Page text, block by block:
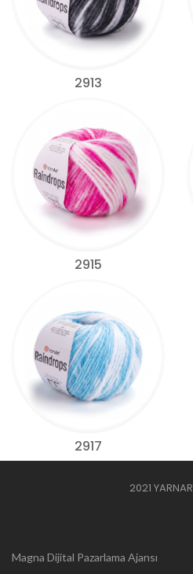
2913
2915
2917
2021
Web
Magna Dijital Pazarlama Ajansı